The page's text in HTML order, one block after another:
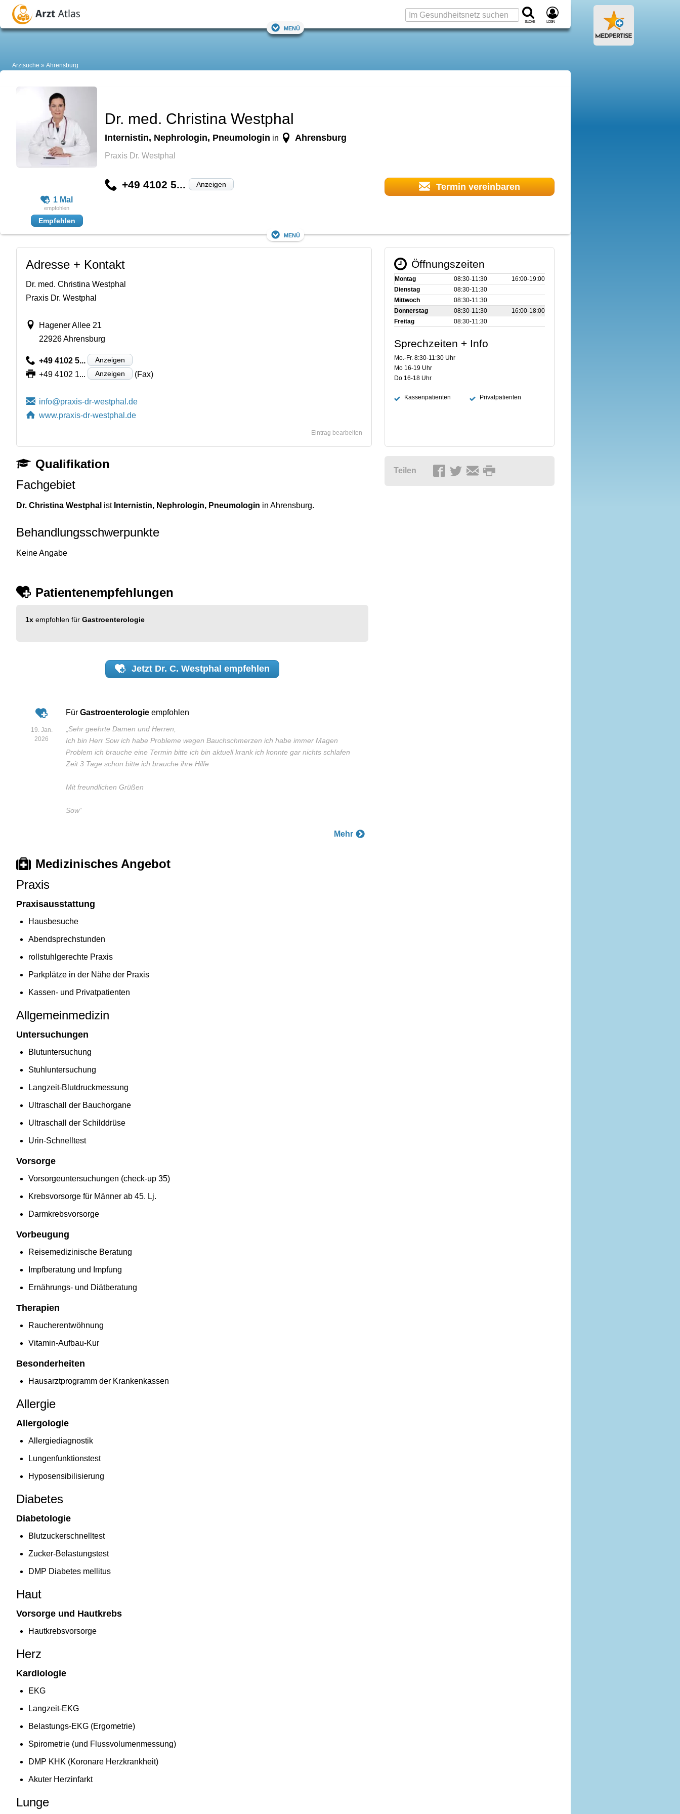
Suche Login
Menü
Arztsuche Ahrensburg
1 Mal
Empfehlen
Dr. med. Christina Westphal
Internistin, Nephrologin, Pneumologin in Ahrensburg
Praxis Dr. Westphal
+49 4102 5... Anzeigen Termin vereinbaren
Menü
Adresse + Kontakt
Dr. med. Christina Westphal
Praxis Dr. Westphal
Hagener Allee 21
22926 Ahrensburg
+49 4102 5... Anzeigen
+49 4102 1... Anzeigen (Fax)
www.praxis-dr-westphal.de
Eintrag bearbeiten
Öffnungszeiten
Montag 08:30‑11:30
16:00‑19:00
Dienstag
08:30‑11:30
Mittwoch
08:30‑11:30
Donnerstag
08:30‑11:30
16:00‑18:00
Freitag
08:30‑11:30
Sprechzeiten + Info
Mo.-Fr. 8:30-11:30 Uhr
Mo 16-19 Uhr
Do 16-18 Uhr
Kassenpatienten Privatpatienten
Qualifikation
Fachgebiet
Dr. Christina Westphal ist Internistin, Nephrologin, Pneumologin in Ahrensburg.
Behandlungsschwerpunkte
Keine Angabe
Patientenempfehlungen
1x empfohlen für Gastroenterologie
Jetzt Dr. C. Westphal empfehlen
19. Jan.
2026
Für Gastroenterologie empfohlen
„Sehr geehrte Damen und Herren,
Ich bin Herr Sow ich habe Probleme wegen Bauchschmerzen ich habe immer Magen
Problem ich brauche eine Termin bitte ich bin aktuell krank ich konnte gar nichts schlafen
Zeit 3 Tage schon bitte ich brauche ihre Hilfe
Mit freundlichen Grüßen
Sow”
Mehr
Medizinisches Angebot
Praxis
Praxisausstattung
Hausbesuche
Abendsprechstunden
rollstuhlgerechte Praxis
Parkplätze in der Nähe der Praxis
Kassen- und Privatpatienten
Allgemeinmedizin
Untersuchungen
Blutuntersuchung
Stuhluntersuchung
Langzeit-Blutdruckmessung
Ultraschall der Bauchorgane
Ultraschall der Schilddrüse
Urin-Schnelltest
Vorsorge
Vorsorgeuntersuchungen (check-up 35)
Krebsvorsorge für Männer ab 45. Lj.
Darmkrebsvorsorge
Vorbeugung
Reisemedizinische Beratung
Impfberatung und Impfung
Ernährungs- und Diätberatung
Therapien
Raucherentwöhnung
Vitamin-Aufbau-Kur
Besonderheiten
Hausarztprogramm der Krankenkassen
Allergie
Allergologie
Allergiediagnostik
Lungenfunktionstest
Hyposensibilisierung
Diabetes
Diabetologie
Blutzuckerschnelltest
Zucker-Belastungstest
DMP Diabetes mellitus
Haut
Vorsorge und Hautkrebs
Hautkrebsvorsorge
Herz
Kardiologie
EKG
Langzeit-EKG
Belastungs-EKG (Ergometrie)
Spirometrie (und Flussvolumenmessung)
DMP KHK (Koronare Herzkrankheit)
Akuter Herzinfarkt
Lunge
Teilen